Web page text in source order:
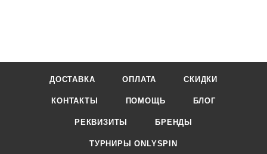
ДОСТАВКА ОПЛАТА СКИДКИ
КОНТАКТЫ ПОМОЩЬ БЛОГ
РЕКВИЗИТЫ БРЕНДЫ
ТУРНИРЫ ONLYSPIN